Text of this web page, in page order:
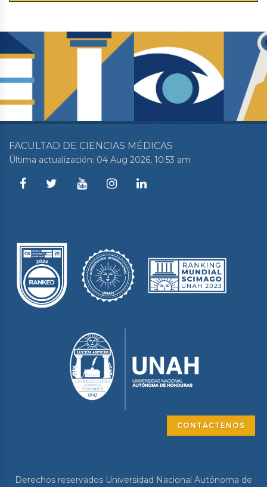
FACULTAD DE CIENCIAS MÉDICAS
Última actualización: 04 Aug 2026, 10:53 am
CONTÁCTENOS
Derechos reservados Universidad Nacional Autónoma de